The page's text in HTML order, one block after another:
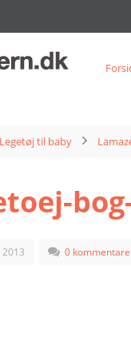
Legetøj til baby
0